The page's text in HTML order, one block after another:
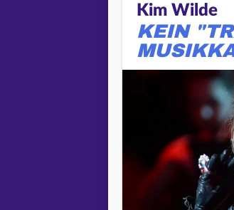
Kim Wilde
KEIN